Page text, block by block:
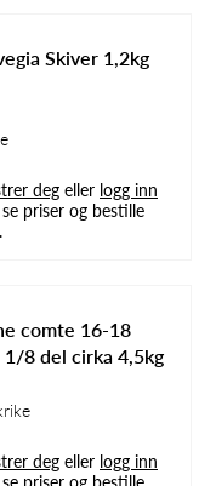
Skiver 1,2kg
deg eller logg inn
priser og bestille
comte 16-18
1/8 del cirka 4,5kg
deg eller logg inn
priser og bestille